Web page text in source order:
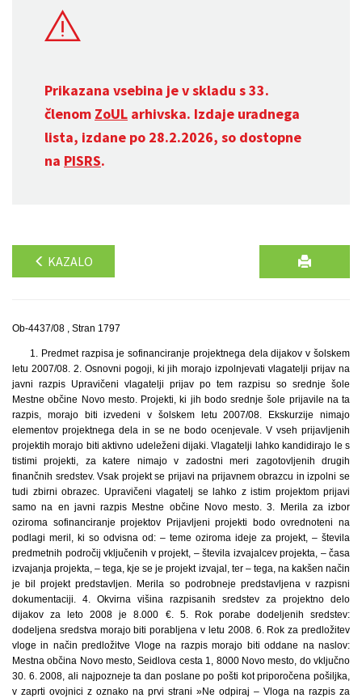
Prikazana vsebina je v skladu s 33.
členom ZoUL arhivska. Izdaje uradnega
lista, izdane po 28.2.2026, so dostopne
na PISRS.
KAZALO
Ob-4437/08 , Stran 1797
1. Predmet razpisa je sofinanciranje projektnega dela dijakov v šolskem
letu 2007/08. 2. Osnovni pogoji, ki jih morajo izpolnjevati vlagatelji prijav na
javni razpis Upravičeni vlagatelji prijav po tem razpisu so srednje šole
Mestne občine Novo mesto. Projekti, ki jih bodo srednje šole prijavile na ta
razpis, morajo biti izvedeni v šolskem letu 2007/08. Ekskurzije nimajo
elementov projektnega dela in se ne bodo ocenjevale. V vseh prijavljenih
projektih morajo biti aktivno udeleženi dijaki. Vlagatelji lahko kandidirajo le s
tistimi projekti, za katere nimajo v zadostni meri zagotovljenih drugih
finančnih sredstev. Vsak projekt se prijavi na prijavnem obrazcu in izpolni se
tudi zbirni obrazec. Upravičeni vlagatelj se lahko z istim projektom prijavi
samo na en javni razpis Mestne občine Novo mesto. 3. Merila za izbor
oziroma sofinanciranje projektov Prijavljeni projekti bodo ovrednoteni na
podlagi meril, ki so odvisna od: – teme oziroma ideje za projekt, – števila
predmetnih področij vključenih v projekt, – števila izvajalcev projekta, – časa
izvajanja projekta, – tega, kje se je projekt izvajal, ter – tega, na kakšen način
je bil projekt predstavljen. Merila so podrobneje predstavljena v razpisni
dokumentaciji. 4. Okvirna višina razpisanih sredstev za projektno delo
dijakov za leto 2008 je 8.000 €. 5. Rok porabe dodeljenih sredstev:
dodeljena sredstva morajo biti porabljena v letu 2008. 6. Rok za predložitev
vloge in način predložitve Vloge na razpis morajo biti oddane na naslov:
Mestna občina Novo mesto, Seidlova cesta 1, 8000 Novo mesto, do vključno
30. 6. 2008, ali najpozneje ta dan poslane po pošti kot priporočena pošiljka,
v zaprti ovojnici z oznako na prvi strani »Ne odpiraj – Vloga na razpis za